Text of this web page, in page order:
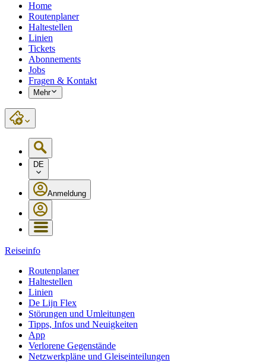
Home
Routenplaner
Haltestellen
Linien
Tickets
Abonnements
Jobs
Fragen & Kontakt
Mehr
DE
Anmeldung
Reiseinfo
Routenplaner
Haltestellen
Linien
De Lijn Flex
Störungen und Umleitungen
Tipps, Infos und Neuigkeiten
App
Verlorene Gegenstände
Netzwerkpläne und Gleiseinteilungen